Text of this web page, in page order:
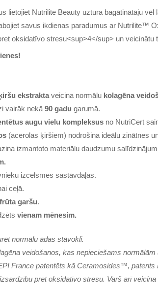
lietojiet Nutrilite Beauty uztura bagātinātāju
savus ikdienas paradumus ar Nutrilite™
oksidatīvo stresu<sup>4</sup> un veicinātu
ekstrakta veicina normālu kolagēna
vairāk nekā90 gadu garumā.
augu vielu kompleksus no NutriCert
(acerolas ķiršiem) nodrošina ideālu zinātnes
izmantoto materiālu daudzumu
izcelsmes sastāvdaļas.
ceļā.
garšu.
vienam mēnesim.
normālu ādas stāvokli.
veidošanos, kas nepieciešams normālām
France patentēts kā Ceramosides™, patents
pret oksidatīvo stresu. Varš arī